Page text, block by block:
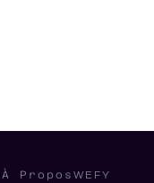
À Propos WEFY